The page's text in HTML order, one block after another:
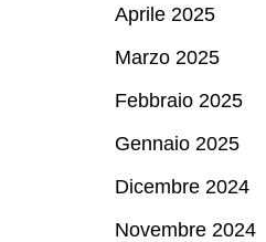
Aprile 2025
Marzo 2025
Febbraio 2025
Gennaio 2025
Dicembre 2024
Novembre 2024